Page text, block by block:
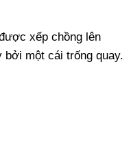
xếp chồng lên
một cái trống quay.